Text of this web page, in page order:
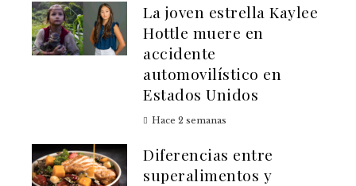
La joven estrella Kaylee
Hottle muere en
accidente
automovilístico en
Estados Unidos
Hace 2 semanas
Diferencias entre
superalimentos y